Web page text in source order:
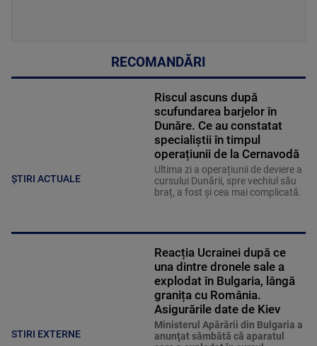
RECOMANDĂRI
ȘTIRI ACTUALE
Riscul ascuns după
scufundarea barjelor în
Dunăre. Ce au constatat
specialiștii în timpul
operațiunii de la Cernavodă
Ultima zi a operațiunii de deviere a
cursului Dunării, spre vechiul său
braț, a fost și cea mai complicată.
STIRI EXTERNE
Reacția Ucrainei după ce
una dintre dronele sale a
explodat în Bulgaria, lângă
granița cu România.
Asigurările date de Kiev
Ministerul Apărării din Bulgaria a
anunţat sâmbătă că aparatul